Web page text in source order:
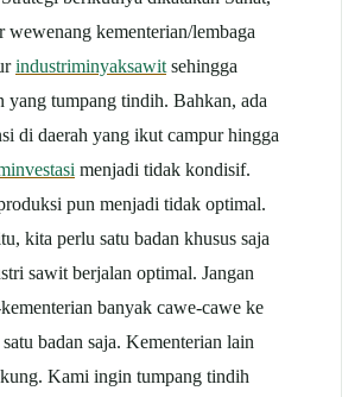
wewenang kementerian/lembaga
industriminyaksawitsehingga
yang tumpang tindih. Bahkan, ada
di daerah yang ikut campur hingga
menjadi tidak kondisif.
pun menjadi tidak optimal.
kita perlu satu badan khusus saja
sawit berjalan optimal. Jangan
banyak cawe-cawe ke
badan saja. Kementerian lain
Kami ingin tumpang tindih